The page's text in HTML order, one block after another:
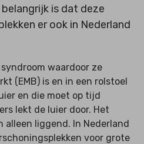
is dat deze
er ook in Nederland
waardoor ze
(EMB) is en in een rolstoel
en die moet op tijd
lekt de luier door. Het
alleen liggend. In Nederland
voor grote